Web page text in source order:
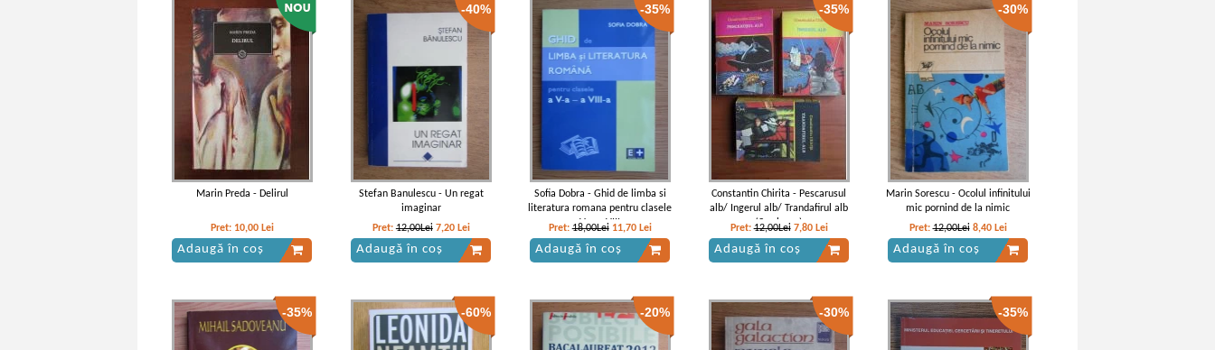
Vintila Corbul - Caderea
Constantinopolelui (volumele 1, 2
si 3)
Vintila Corbul - Caderea
Constantinopolului (volumele 1 si
2)
Vintila Corbul - Caderea
Constantinopolului (volumul 1)
Vintila Corbul - Caderea
Constantinopolelui (2 volume,
cartonate)
Vintila Corbul - Caderea
Constantinopolului (volumul 1)
(Adevarul)
Vintila Corbul - Caderea
Constantinopolului (volumul 1)
Vintila Corbul - Caderea
Constantinopolelui (volumul I)
Vintila Corbul - Caderea
Constantinopolelui (volumul 2)
Vintila Corbul - Caderea
Constantinopolului (volumul 2)
Vintila Corbul - Caderea
Constantinopolelui (volumul 1)
Marin Preda - Delirul
Pret: 10,00 Lei
Adaugă în coș
-40%
Stefan Banulescu - Un regat
imaginar
Pret:12,00Lei 7,20 Lei
Adaugă în coș
-35%
Sofia Dobra - Ghid de limba si
literatura romana pentru clasele
a V-a-a VIII-a
Pret:18,00Lei 11,70 Lei
Adaugă în coș
-35%
Constantin Chirita - Pescarusul
alb/ Ingerul alb/ Trandafirul alb
(3 volume)
Pret:12,00Lei 7,80 Lei
Adaugă în coș
-30%
Marin Sorescu - Ocolul infinitului
mic pornind de la nimic
Pret:12,00Lei 8,40 Lei
Adaugă în coș
-35% -60% -20% -30% -35%